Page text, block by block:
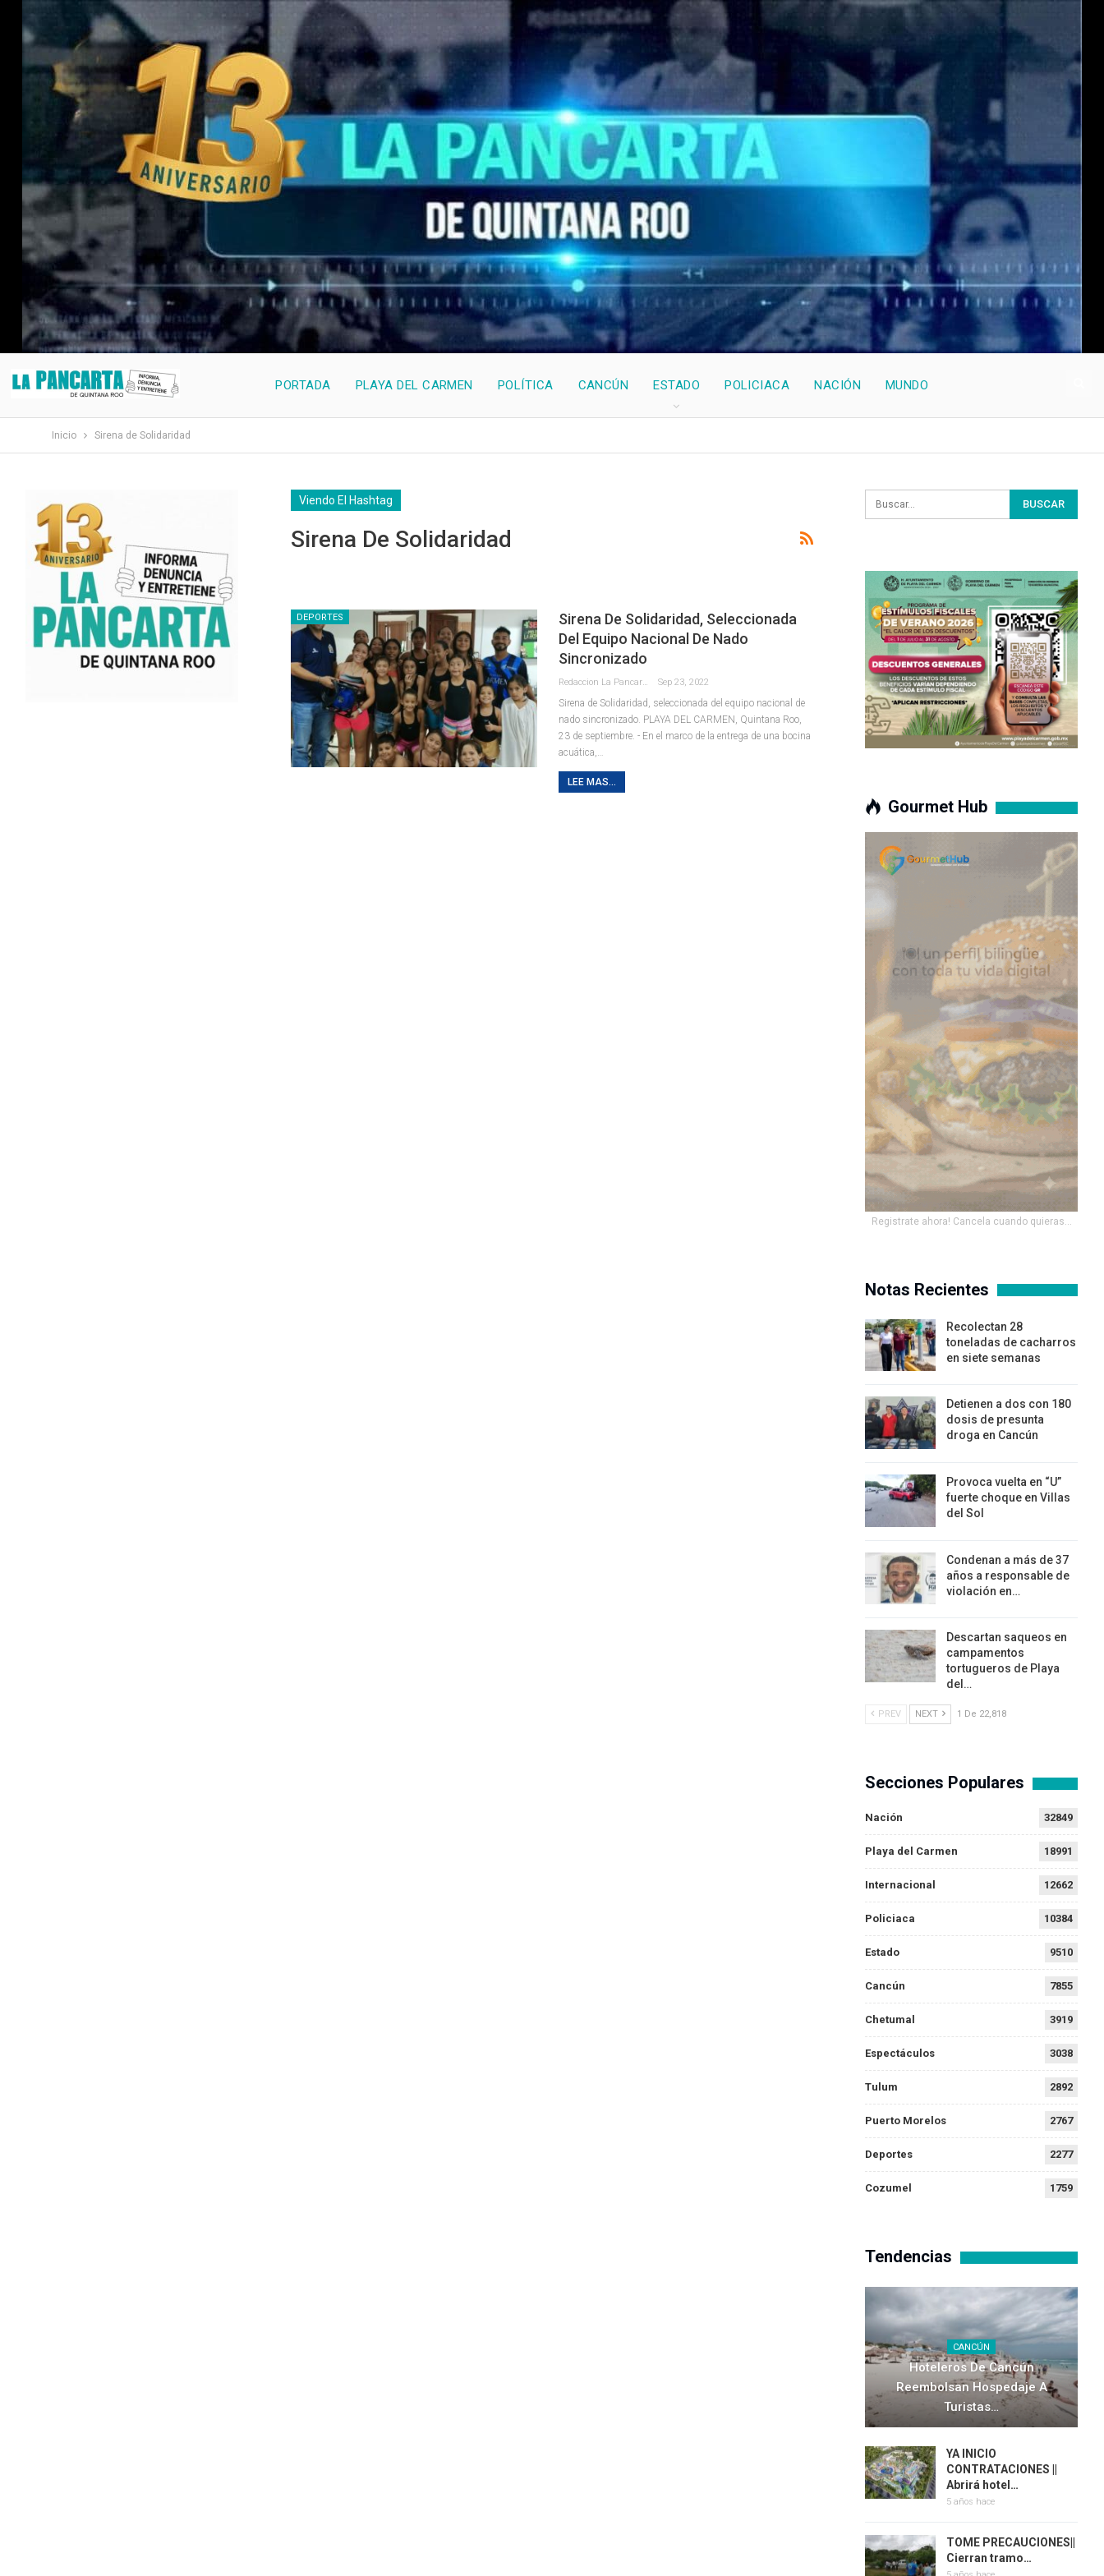
PORTADA PLAYA DEL CARMEN POLÍTICA CANCÚN ESTADO POLICIACA NACIÓN MUNDO
Inicio Sirena de Solidaridad
Viendo El Hashtag
Sirena De Solidaridad
DEPORTES
Sirena De Solidaridad, Seleccionada
Del Equipo Nacional De Nado
Sincronizado
Sep 23, 2022
Sirena de Solidaridad, seleccionada del equipo nacional de
nado sincronizado. PLAYA DEL CARMEN, Quintana Roo,
23 de septiembre. - En el marco de la entrega de una bocina
acuática,
LEE MAS...
Gourmet Hub
Registrate ahora! Cancela cuando quieras...
Notas Recientes
Recolectan 28
toneladas de cacharros
en siete semanas
Detienen a dos con 180
dosis de presunta
droga en Cancún
Provoca vuelta en “U”
fuerte choque en Villas
del Sol
Condenan a más de 37
años a responsable de
violación en…
Descartan saqueos en
campamentos
tortugueros de Playa
del…
PREV NEXT 1 De 22,818
Secciones Populares
Nación 32849
Playa del Carmen 18991
Internacional 12662
Policiaca 10384
Estado 9510
Cancún 7855
Chetumal 3919
Espectáculos 3038
Tulum 2892
Puerto Morelos 2767
Deportes 2277
Cozumel 1759
Tendencias
CANCÚN
Hoteleros De Cancún
Reembolsan Hospedaje A
Turistas…
YA INICIO
CONTRATACIONES ||
Abrirá hotel…
5 años hace
TOME PRECAUCIONES||
Cierran tramo…